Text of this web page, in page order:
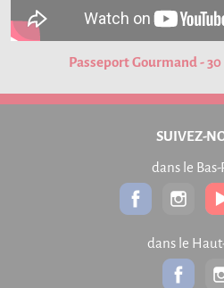
Passeport Gourmand -
SUIVEZ-
dans le
dans le